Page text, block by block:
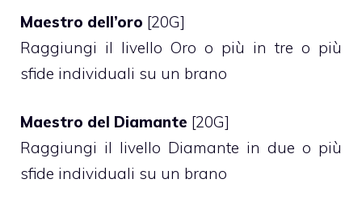
Maestro dell’oro [20G]
Raggiungi il livello Oro o più in tre o più
sfide individuali su un brano
Maestro del Diamante [20G]
Raggiungi il livello Diamante in due o più
sfide individuali su un brano